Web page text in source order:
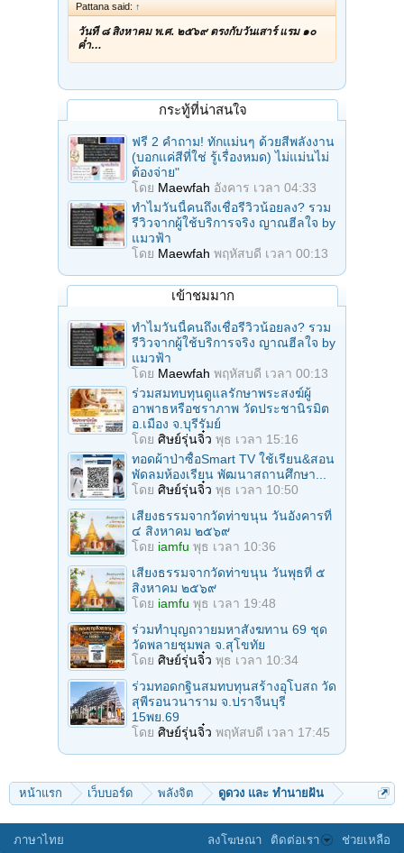
Pattana said: ↑
วันที่ ๘ สิงหาคม พ.ศ. ๒๕๖๙ ตรงกับวันเสาร์ แรม ๑๐
ค่ำ…
กระทู้ที่น่าสนใจ
ฟรี 2 คำถาม! ทักแม่นๆ ด้วยสีพลังงาน
(บอกแค่สีที่ใช่ รู้เรื่องหมด) ไม่แม่นไม่
ต้องจ่าย"
โดย Maewfah อังคาร เวลา 04:33
ทำไมวันนี้คนถึงเชื่อรีวิวน้อยลง? รวม
รีวิวจากผู้ใช้บริการจริง ญาณฮีลใจ by
แมวฟ้า
โดย Maewfah พฤหัสบดี เวลา 00:13
เข้าชมมาก
ทำไมวันนี้คนถึงเชื่อรีวิวน้อยลง? รวม
รีวิวจากผู้ใช้บริการจริง ญาณฮีลใจ by
แมวฟ้า
โดย Maewfah พฤหัสบดี เวลา 00:13
ร่วมสมทบทุนดูแลรักษาพระสงฆ์ผู้
อาพาธหรือชราภาพ วัดประชานิรมิต
อ.เมือง จ.บุรีรัมย์
โดย ศิษย์รุ่นจิ๋ว พุธ เวลา 15:16
ทอดผ้าป่าซื้อSmart TV ใช้เรียน&สอน
พัดลมห้องเรียน พัฒนาสถานศึกษา...
โดย ศิษย์รุ่นจิ๋ว พุธ เวลา 10:50
เสียงธรรมจากวัดท่าขนุน วันอังคารที่
๔ สิงหาคม ๒๕๖๙
โดย iamfu พุธ เวลา 10:36
เสียงธรรมจากวัดท่าขนุน วันพุธที่ ๕
สิงหาคม ๒๕๖๙
โดย iamfu พุธ เวลา 19:48
ร่วมทําบุญถวายมหาสังฆทาน 69 ชุด
วัดพลายชุมพล จ.สุโขทัย
โดย ศิษย์รุ่นจิ๋ว พุธ เวลา 10:34
ร่วมทอดกฐินสมทบทุนสร้างอุโบสถ วัด
สุพีรอนวนาราม จ.ปราจีนบุรี
15พย.69
โดย ศิษย์รุ่นจิ๋ว พฤหัสบดี เวลา 17:45
หน้าแรก เว็บบอร์ด พลังจิต ดูดวง และ ทำนายฝัน
ภาษาไทย ลงโฆษณา ติดต่อเรา ช่วยเหลือ